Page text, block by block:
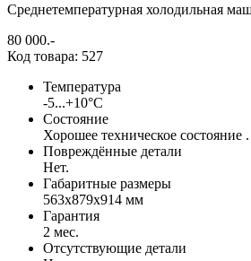
Среднетемпературная холодильная
80 000.-
Код товара: 527
Температура
-5...+10°С
Состояние
Хорошее техническое состояние
Повреждённые детали
Нет.
Габаритные размеры
563х879х914 мм
Гарантия
2 мес.
Отсутствующие детали